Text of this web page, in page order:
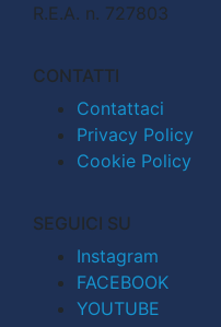
R.E.A. n. 727803
CONTATTI
Contattaci
Privacy Policy
Cookie Policy
SEGUICI SU
Instagram
FACEBOOK
YOUTUBE